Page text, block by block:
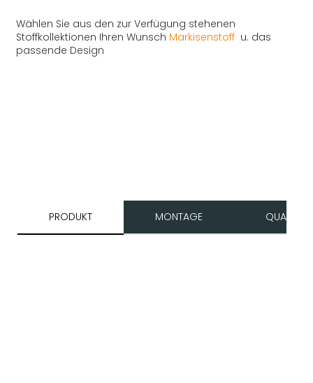
Wählen Sie aus den zur Verfügung stehenen
Stoffkollektionen Ihren Wunsch Markisenstoff u. das
passende Design
PRODUKT MONTAGE QUALITÄT